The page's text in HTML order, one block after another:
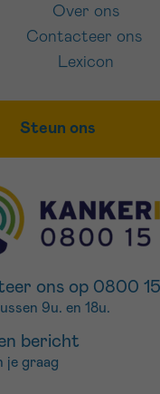
Over ons
Contacteer ons
Lexicon
Steun ons
ons op 0800
9u. en 18u.
bericht
je graag